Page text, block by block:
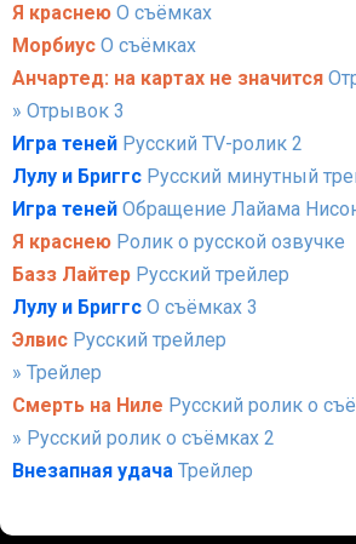
Я краснею О съёмках
Морбиус О съёмках
Анчартед: на картах не значится
» Отрывок 3
Игра теней Русский TV-ролик 2
Лулу и Бриггс Русский минутный
Игра теней Обращение Лайама
Я краснею Ролик о русской озвучке
Базз Лайтер Русский трейлер
Лулу и Бриггс О съёмках 3
Элвис Русский трейлер
» Трейлер
Смерть на Ниле Русский ролик о
» Русский ролик о съёмках 2
Внезапная удача Трейлер